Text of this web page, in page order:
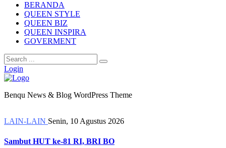
BERANDA
QUEEN STYLE
QUEEN BIZ
QUEEN INSPIRA
GOVERMENT
Login
Benqu News & Blog WordPress Theme
LAIN-LAIN Senin, 10 Agustus 2026
Sambut HUT ke-81 RI, BRI BO